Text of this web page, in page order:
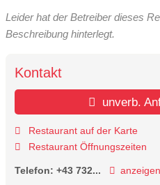
Leider hat der Betreiber dieses
Beschreibung hinterlegt.
Kontakt
unverb.
Restaurant auf der Karte
Restaurant Öffnungszeiten
Telefon: +43 732... anzeigen